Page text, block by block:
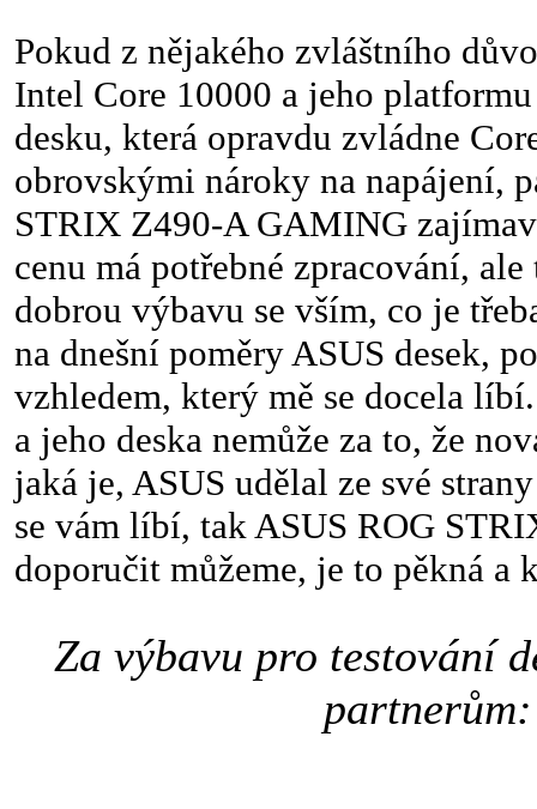
Pokud z nějakého zvláštního
Intel Core 10000 a jeho
desku, která opravdu zvládne
obrovskými nároky na napájení,
STRIX Z490-A GAMING
cenu má potřebné zpracování,
dobrou výbavu se vším, co je
na dnešní poměry ASUS desek,
vzhledem, který mě se docela
a jeho deska nemůže za to, že
jaká je, ASUS udělal ze své
se vám líbí, tak ASUS ROG
doporučit můžeme, je to pěkná a
Za výbavu pro testování
partnerům: